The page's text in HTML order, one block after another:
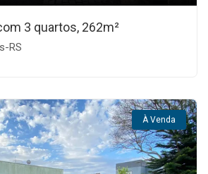
3 quartos, 262m²
RS
À Venda